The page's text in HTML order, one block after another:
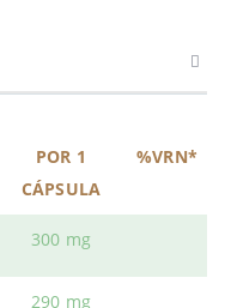
POR 1
CÁPSULA
%VRN*
300 mg
290 mg